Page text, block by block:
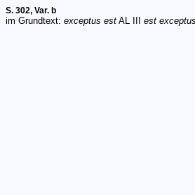
S. 302, Var. b
im Grundtext: exceptus est AL III est exceptus